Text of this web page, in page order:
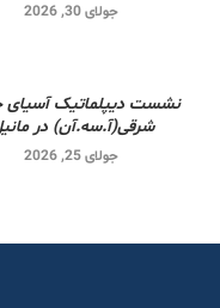
جولای 30, 2026
نشست دیپلماتیک آسیای
شرقی‌(آ.سه.آن) در
جولای 25, 2026